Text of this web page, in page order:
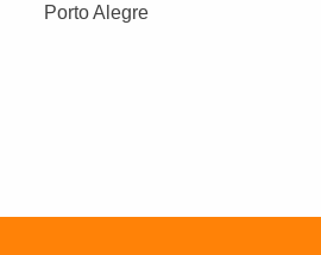
Porto Alegre